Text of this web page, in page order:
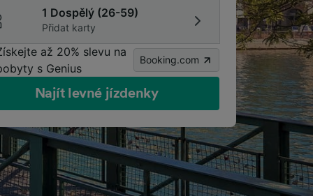
1 Dospělý (26-59)
Přidat karty
až 20% slevu na
s Genius
Booking.com
Najít levné jízdenky